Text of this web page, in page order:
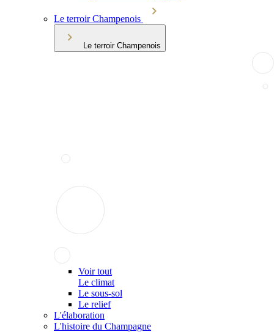
Le terroir Champenois
Le terroir Champenois
Voir tout
Le climat
Le sous-sol
Le relief
L'élaboration
L'histoire du Champagne